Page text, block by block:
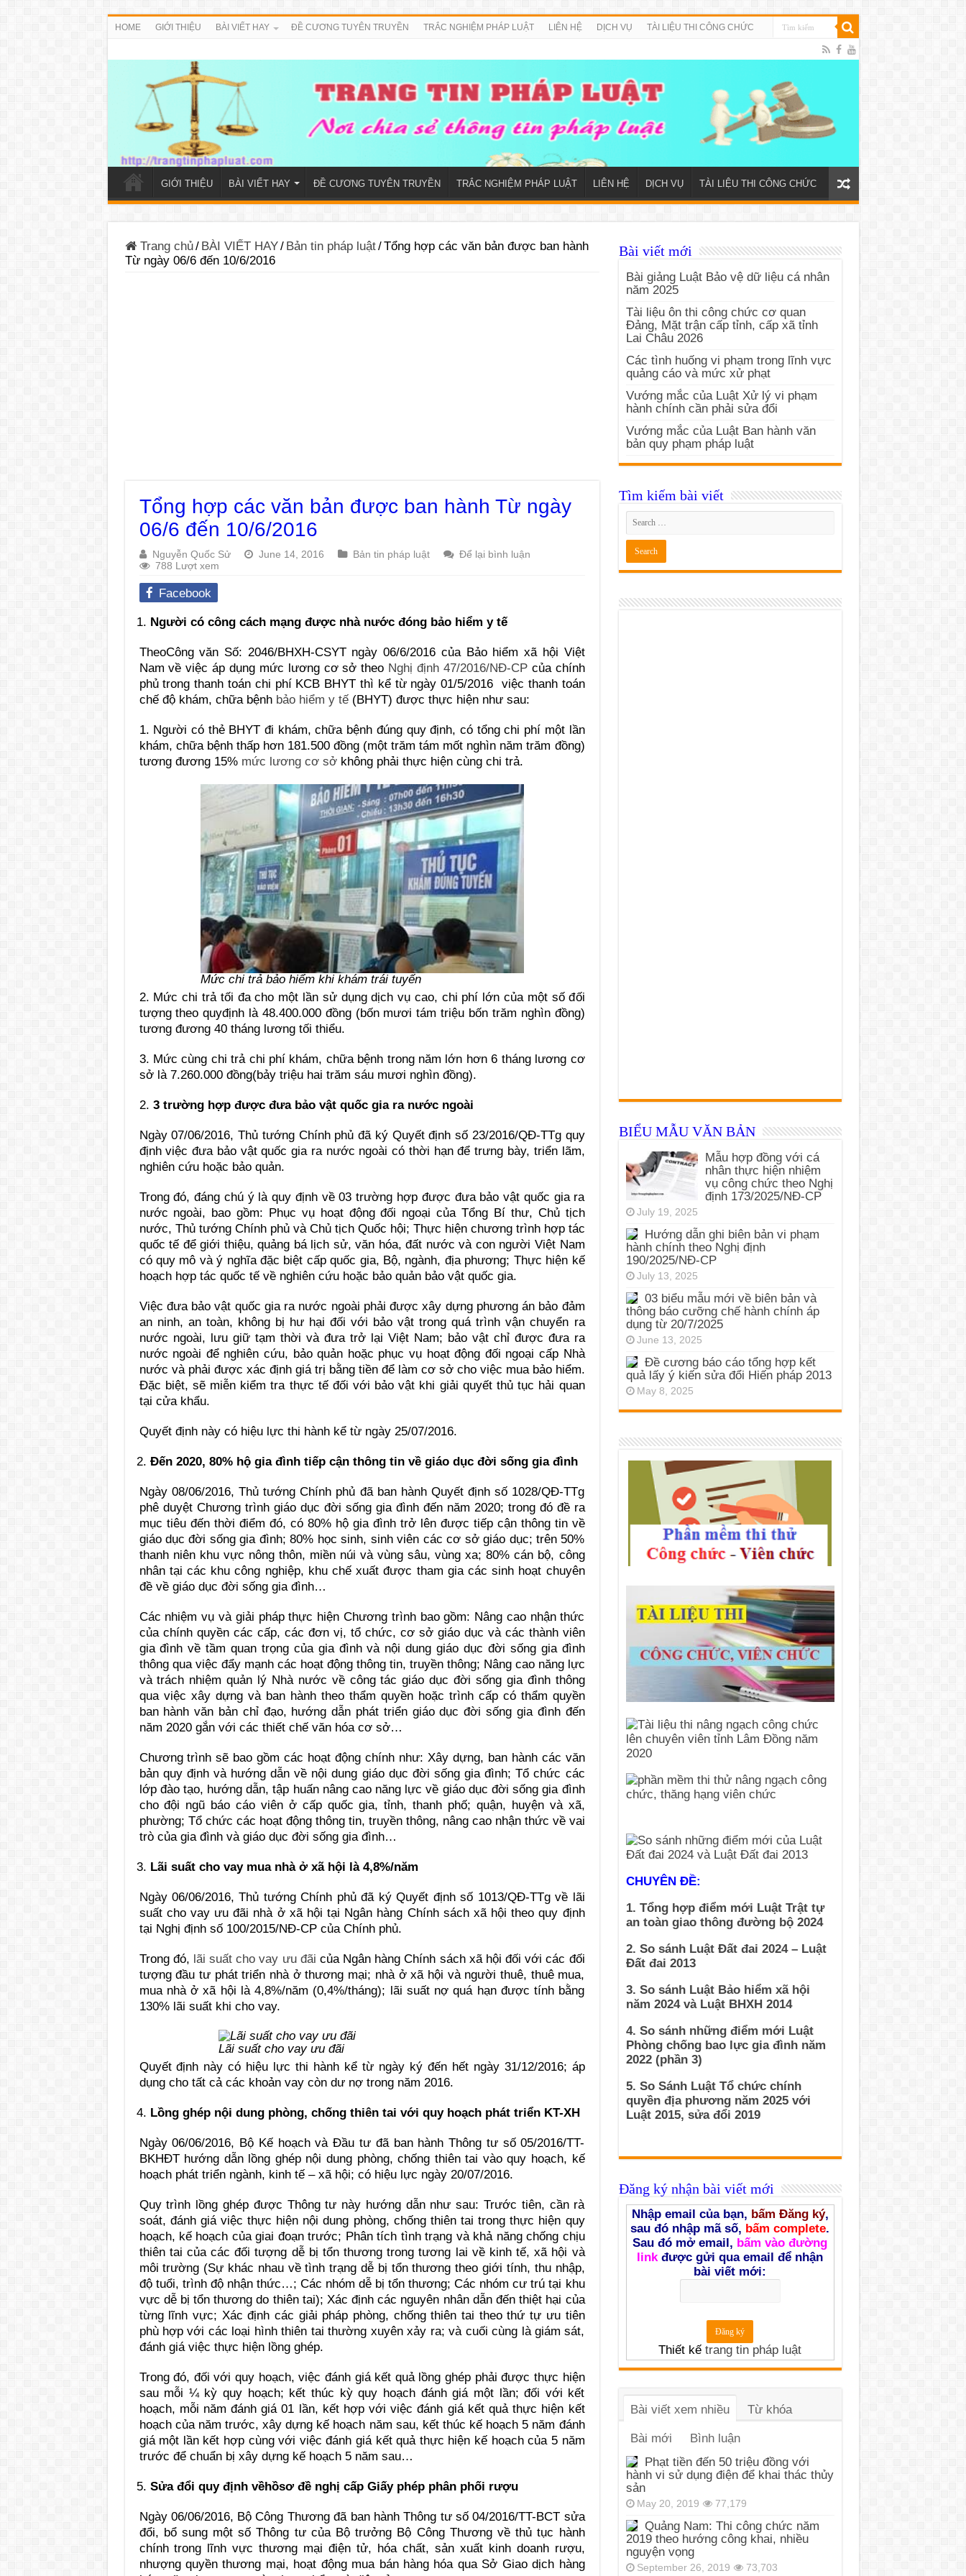
HOME GIỚI THIỆU BÀI VIẾT HAY ĐỀ CƯƠNG TUYÊN TRUYỀN TRẮC NGHIỆM PHÁP LUẬT LIÊN HỆ DỊCH VỤ TÀI LIỆU THI CÔNG CHỨC
GIỚI THIỆU BÀI VIẾT HAY ĐỀ CƯƠNG TUYÊN TRUYỀN TRẮC NGHIỆM PHÁP LUẬT LIÊN HỆ DỊCH VỤ TÀI LIỆU THI CÔNG CHỨC
Trang chủ/ BÀI VIẾT HAY/ Bản tin pháp luật/Tổng hợp các văn bản được ban hành
Từ ngày 06/6 đến 10/6/2016
Tổng hợp các văn bản được ban hành Từ ngày
06/6 đến 10/6/2016
Nguyễn Quốc Sử June 14, 2016 Bản tin pháp luật
Để lại bình luận
788 Lượt xem
Facebook
Người có công cách mạng được nhà nước đóng bảo hiểm y tế
TheoCông văn Số: 2046/BHXH-CSYT ngày 06/6/2016 của Bảo hiểm xã hội Việt
Nam về việc áp dụng mức lương cơ sở theo Nghị định 47/2016/NĐ-CPcủa chính
phủ trong thanh toán chi phí KCB BHYT thì kể từ ngày 01/5/2016 việc thanh toán
chế độ khám, chữa bệnh bảo hiểm y tế(BHYT) được thực hiện như sau:
1. Người có thẻ BHYT đi khám, chữa bệnh đúng quyđịnh, có tổng chi phí một lần
khám, chữa bệnhthấp hơn 181.500 đồng (một trăm tám mốt nghìn năm trăm đồng)
tương đương 15% mức lương cơ sở không phải thực hiện cùng chi trả.
Mức chi trả bảo hiểm khi khám trái tuyến
2. Mức chi trả tối đa cho một lần sử dụng dịch vụ cao, chi phí lớn của một số đối
tượng theo quyđịnh là 48.400.000 đồng (bốn mươi tám triệu bốn trăm nghìn đồng)
tương đương 40 tháng lương tối thiểu.
3. Mức cùng chi trả chi phí khám, chữa bệnh trong năm lớn hơn 6 tháng l ương cơ
sở là 7.260.000 đồng(bảy triệu hai trăm sáu mươi nghìn đồng).
2. 3 trường hợp được đưa bảo vật quốc gia ra nước ngoài
Ngày 07/06/2016, Thủ tướng Chính phủ đã ký Quyết định số 23/2016/QĐ-TTg quy
định việc đưa bảo vật quốc gia ra nước ngoài có thời hạn để trưng bày, triển lãm,
nghiên cứu hoặc bảo quản.
Trong đó, đáng chú ý là quy định về 03 trường hợp được đưa bảo vật quốc gia ra
nước ngoài, bao gồm: Phục vụ hoạt động đối ngoại của Tổng Bí thư, Chủ tịch
nước, Thủ tướng Chính phủ và Chủ tịch Quốc hội; Thực hiện chương trình hợp tác
quốc tế để giới thiệu, quảng bá lịch sử, văn hóa, đất nước và con người Việt Nam
có quy mô và ý nghĩa đặc biệt cấp quốc gia, Bộ, ngành, địa phương; Thực hiện kế
hoạch hợp tác quốc tế về nghiên cứu hoặc bảo quản bảo vật quốc gia.
Việc đưa bảo vật quốc gia ra nước ngoài phải được xây dựng phương án bảo đảm
an ninh, an toàn, không bị hư hại đối với bảo vật trong quá trình vận chuyển ra
nước ngoài, lưu giữ tạm thời và đưa trở lại Việt Nam; bảo vật chỉ được đưa ra
nước ngoài để nghiên cứu, bảo quản hoặc phục vụ hoạt động đối ngoại cấp Nhà
nước và phải được xác định giá trị bằng tiền để làm cơ sở cho việc mua bảo hiểm.
Đặc biệt, sẽ miễn kiểm tra thực tế đối với bảo vật khi giải quyết thủ tục hải quan
tại cửa khẩu.
Quyết định này có hiệu lực thi hành kể từ ngày 25/07/2016.
Đến 2020, 80% hộ gia đình tiếp cận thông tin về giáo dục đời sống gia đình
Ngày 08/06/2016, Thủ tướng Chính phủ đã ban hành Quyết định số 1028/QĐ-TTg
phê duyệt Chương trình giáo dục đời sống gia đình đến năm 2020; trong đó đề ra
mục tiêu đến thời điểm đó, có 80% hộ gia đình trở lên được tiếp cận thông tin về
giáo dục đời sống gia đình; 80% học sinh, sinh viên các cơ sở giáo dục; trên 50%
thanh niên khu vực nông thôn, miền núi và vùng sâu, vùng xa; 80% cán bộ, công
nhân tại các khu công nghiệp, khu chế xuất được tham gia các sinh hoạt chuyên
đề về giáo dục đời sống gia đình…
Các nhiệm vụ và giải pháp thực hiện Chương trình bao gồm: Nâng cao nhận thức
của chính quyền các cấp, các đơn vị, tổ chức, cơ sở giáo dục và các thành viên
gia đình về tầm quan trọng của gia đình và nội dung giáo dục đời sống gia đình
thông qua việc đẩy mạnh các hoạt động thông tin, truyền thông; Nâng cao năng lực
và trách nhiệm quản lý Nhà nước về công tác giáo dục đời sống gia đình thông
qua việc xây dựng và ban hành theo thẩm quyền hoặc trình cấp có thẩm quyền
ban hành văn bản chỉ đạo, hướng dẫn phát triển giáo dục đời sống gia đình đến
năm 2020 gắn với các thiết chế văn hóa cơ sở…
Chương trình sẽ bao gồm các hoạt động chính như: Xây dựng, ban hành các văn
bản quy định và hướng dẫn về nội dung giáo dục đời sống gia đình; Tổ chức các
lớp đào tạo, hướng dẫn, tập huấn nâng cao năng lực về giáo dục đời sống gia đình
cho đội ngũ báo cáo viên ở cấp quốc gia, tỉnh, thanh phố; quận, huyện và xã,
phường; Tổ chức các hoạt động thông tin, truyền thông, nâng cao nhận thức về vai
trò của gia đình và giáo dục đời sống gia đình…
Lãi suất cho vay mua nhà ở xã hội là 4,8%/năm
Ngày 06/06/2016, Thủ tướng Chính phủ đã ký Quyết định số 1013/QĐ-TTg về lãi
suất cho vay ưu đãi nhà ở xã hội tại Ngân hàng Chính sách xã hội theo quy định
tại Nghị định số 100/2015/NĐ-CP của Chính phủ.
Trong đó, lãi suất cho vay ưu đãi của Ngân hàng Chính sách xã hội đối với các đối
tượng đầu tư phát triển nhà ở thương mại; nhà ở xã hội và người thuê, thuê mua,
mua nhà ở xã hội là 4,8%/năm (0,4%/tháng); lãi suất nợ quá hạn được tính bằng
130% lãi suất khi cho vay.
Lãi suất cho vay ưu đãi
Quyết định này có hiệu lực thi hành kể từ ngày ký đến hết ngày 31/12/2016; áp
dụng cho tất cả các khoản vay còn dư nợ trong năm 2016.
Lồng ghép nội dung phòng, chống thiên tai với quy hoạch phát triển KT-XH
Ngày 06/06/2016, Bộ Kế hoạch và Đầu tư đã ban hành Thông tư số 05/2016/TT-
BKHĐT hướng dẫn lồng ghép nội dung phòng, chống thiên tai vào quy hoạch, kế
hoạch phát triển ngành, kinh tế – xã hội; có hiệu lực ngày 20/07/2016.
Quy trình lồng ghép được Thông tư này hướng dẫn như sau: Trước tiên, cần rà
soát, đánh giá việc thực hiện nội dung phòng, chống thiên tai trong thực hiện quy
hoạch, kế hoạch của giai đoạn trước; Phân tích tình trạng và khả năng chống chịu
thiên tai của các đối tượng dễ bị tổn thương trong tương lai về kinh tế, xã hội và
môi trường (Sự khác nhau về tình trạng dễ bị tổn thương theo giới tính, thu nhập,
độ tuổi, trình độ nhận thức…; Các nhóm dễ bị tổn thương; Các nhóm cư trú tại khu
vực dễ bị tổn thương do thiên tai); Xác định các nguyên nhân dẫn đến thiệt hại của
từng lĩnh vực; Xác định các giải pháp phòng, chống thiên tai theo thứ tự ưu tiên
phù hợp với các loại hình thiên tai thường xuyên xảy ra; và cuối cùng là giám sát,
đánh giá việc thực hiện lồng ghép.
Trong đó, đối với quy hoạch, việc đánh giá kết quả lồng ghép phải được thực hiện
sau mỗi ¼ kỳ quy hoạch; kết thúc kỳ quy hoạch đánh giá một lần; đối với kết
hoạch, mỗi năm đánh giá 01 lần, kết hợp với việc đánh giá kết quả thực hiện kết
hoạch của năm trước, xây dựng kế hoạch năm sau, kết thúc kế hoạch 5 năm đánh
giá một lần kết hợp cùng với việc đánh giá kết quả thực hiện kế hoạch của 5 năm
trước để chuẩn bị xây dựng kế hoạch 5 năm sau…
Sửa đổi quy định vềhồsơ đề nghị cấp Giấy phép phân phối rượu
Ngày 06/06/2016, Bộ Công Thương đã ban hành Thông tư số 04/2016/TT-BCT sửa
đổi, bổ sung một số Thông tư của Bộ trưởng Bộ Công Thương về thủ tục hành
chính trong lĩnh vực thương mại điện tử, hóa chất, sản xuất kinh doanh rượu,
nhượng quyền thương mại, hoạt động mua bán hàng hóa qua Sở Giao dịch hàng
Bài viết mới
Bài giảng Luật Bảo vệ dữ liệu cá nhân
năm 2025
Tài liệu ôn thi công chức cơ quan
Đảng, Mặt trận cấp tỉnh, cấp xã tỉnh
Lai Châu 2026
Các tình huống vi phạm trong lĩnh vực
quảng cáo và mức xử phạt
Vướng mắc của Luật Xử lý vi phạm
hành chính cần phải sửa đổi
Vướng mắc của Luật Ban hành văn
bản quy phạm pháp luật
Tìm kiếm bài viết
BIỂU MẪU VĂN BẢN
Mẫu hợp đồng với cá
nhân thực hiện nhiệm
vụ công chức theo Nghị
định 173/2025/NĐ-CP
July 19, 2025
Hướng dẫn ghi biên bản vi phạm
hành chính theo Nghị định
190/2025/NĐ-CP
July 13, 2025
03 biểu mẫu mới về biên bản và
thông báo cưỡng chế hành chính áp
dụng từ 20/7/2025
June 13, 2025
Đề cương báo cáo tổng hợp kết
quả lấy ý kiến sửa đổi Hiến pháp 2013
May 8, 2025
CHUYÊN ĐỀ:
1. Tổng hợp điểm mới Luật Trật tự
an toàn giao thông đường bộ 2024
2. So sánh Luật Đất đai 2024 – Luật
Đất đai 2013
3. So sánh Luật Bảo hiểm xã hội
năm 2024 và Luật BHXH 2014
4. So sánh những điểm mới Luật
Phòng chống bao lực gia đình năm
2022 (phần 3)
5. So Sánh Luật Tổ chức chính
quyền địa phương năm 2025 với
Luật 2015, sửa đổi 2019
Đăng ký nhận bài viết mới
Nhập email của bạn, bấm Đăng ký,
sau đó nhập mã số, bấm complete.
Sau đó mở email, bấm vào đường
linkđược gửi qua email để nhận
bài viết mới:
Thiết kế trang tin pháp luật
Bài viết xem nhiều Từ khóa
Bài mới
Bình luận
Phạt tiền đến 50 triệu đồng với
hành vi sử dụng điện để khai thác thủy
sản
May 20, 2019 77,179
Quảng Nam: Thi công chức năm
2019 theo hướng công khai, nhiều
nguyện vọng
September 26, 2019 73,703